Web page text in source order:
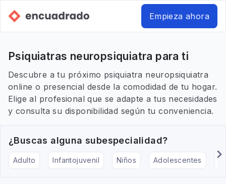
Empieza ahora
Psiquiatras neuropsiquiatra para ti
Descubre a tu próximo psiquiatra neuropsiquiatra
online o presencial desde la comodidad de tu hogar.
Elige al profesional que se adapte a tus necesidades
y consulta su disponibilidad según tu conveniencia.
¿Buscas alguna subespecialidad?
Adulto Infantojuvenil Niños Adolescentes